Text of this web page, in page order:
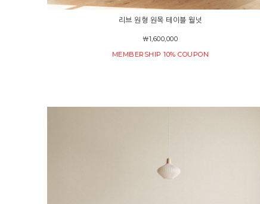
리브 원형 원목 테이블 월넛
￦1,600,000
MEMBERSHIP 10% COUPON